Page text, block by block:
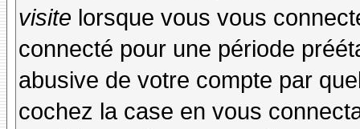
visite lorsque vous vous
connecté pour une période
abusive de votre compte par
cochez la case en vous